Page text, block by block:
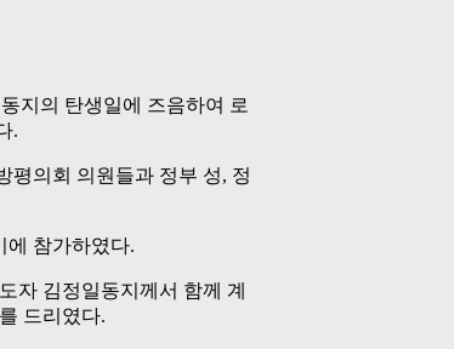
지의 탄생일에 즈음하여 로
.
평의회 의원들과 정부 성, 정
에 참가하였다.
자 김정일동지께서 함께 계
드리였다.